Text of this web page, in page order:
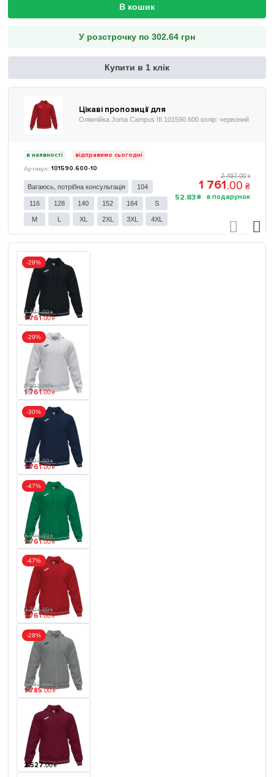
В кошик
У розстрочку по 302.64 грн
Купити в 1 клік
Цікаві пропозиції для
Олімпійка Joma Campus III 101590.600 колір: червоний
в наявності
відправимо сьогодні
101590.600-10
Вагаюсь, потрібна консультація 104
116 128 140 152 164 S
M L XL 2XL 3XL 4XL
2 497.00 ₴
1 761.00 ₴
52.83₴
-29%
2 487.00 ₴
1 761.00 ₴
-29%
2 497.00 ₴
1 761.00 ₴
-30%
2 527.00 ₴
1 761.00 ₴
-47%
3 304.00 ₴
1 761.00 ₴
-47%
3 304.00 ₴
1 761.00 ₴
-28%
2 482.00 ₴
1 785.00 ₴
2 527.00 ₴